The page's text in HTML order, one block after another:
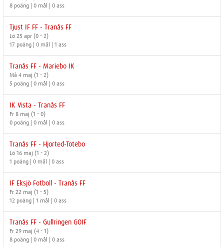
8 poäng | 0 mål | 0 ass
Tjust IF FF - Tranås FF
Lö 25 apr (0 - 2)
17 poäng | 0 mål | 1 ass
Tranås FF - Mariebo IK
Må 4 maj (1 - 2)
5 poäng | 0 mål | 0 ass
IK Vista - Tranås FF
Fr 8 maj (1 - 0)
0 poäng | 0 mål | 0 ass
Tranås FF - Hjorted-Totebo
Lö 16 maj (1 - 2)
1 poäng | 0 mål | 0 ass
IF Eksjö Fotboll - Tranås FF
Fr 22 maj (1 - 5)
12 poäng | 1 mål | 0 ass
Tranås FF - Gullringen GOIF
Fr 29 maj (4 - 1)
8 poäng | 0 mål | 0 ass